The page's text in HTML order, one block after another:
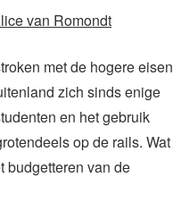
van Romondt
met de hogere eisen
zich sinds enige
en het gebruik
op de rails. Wat
budgetteren van de